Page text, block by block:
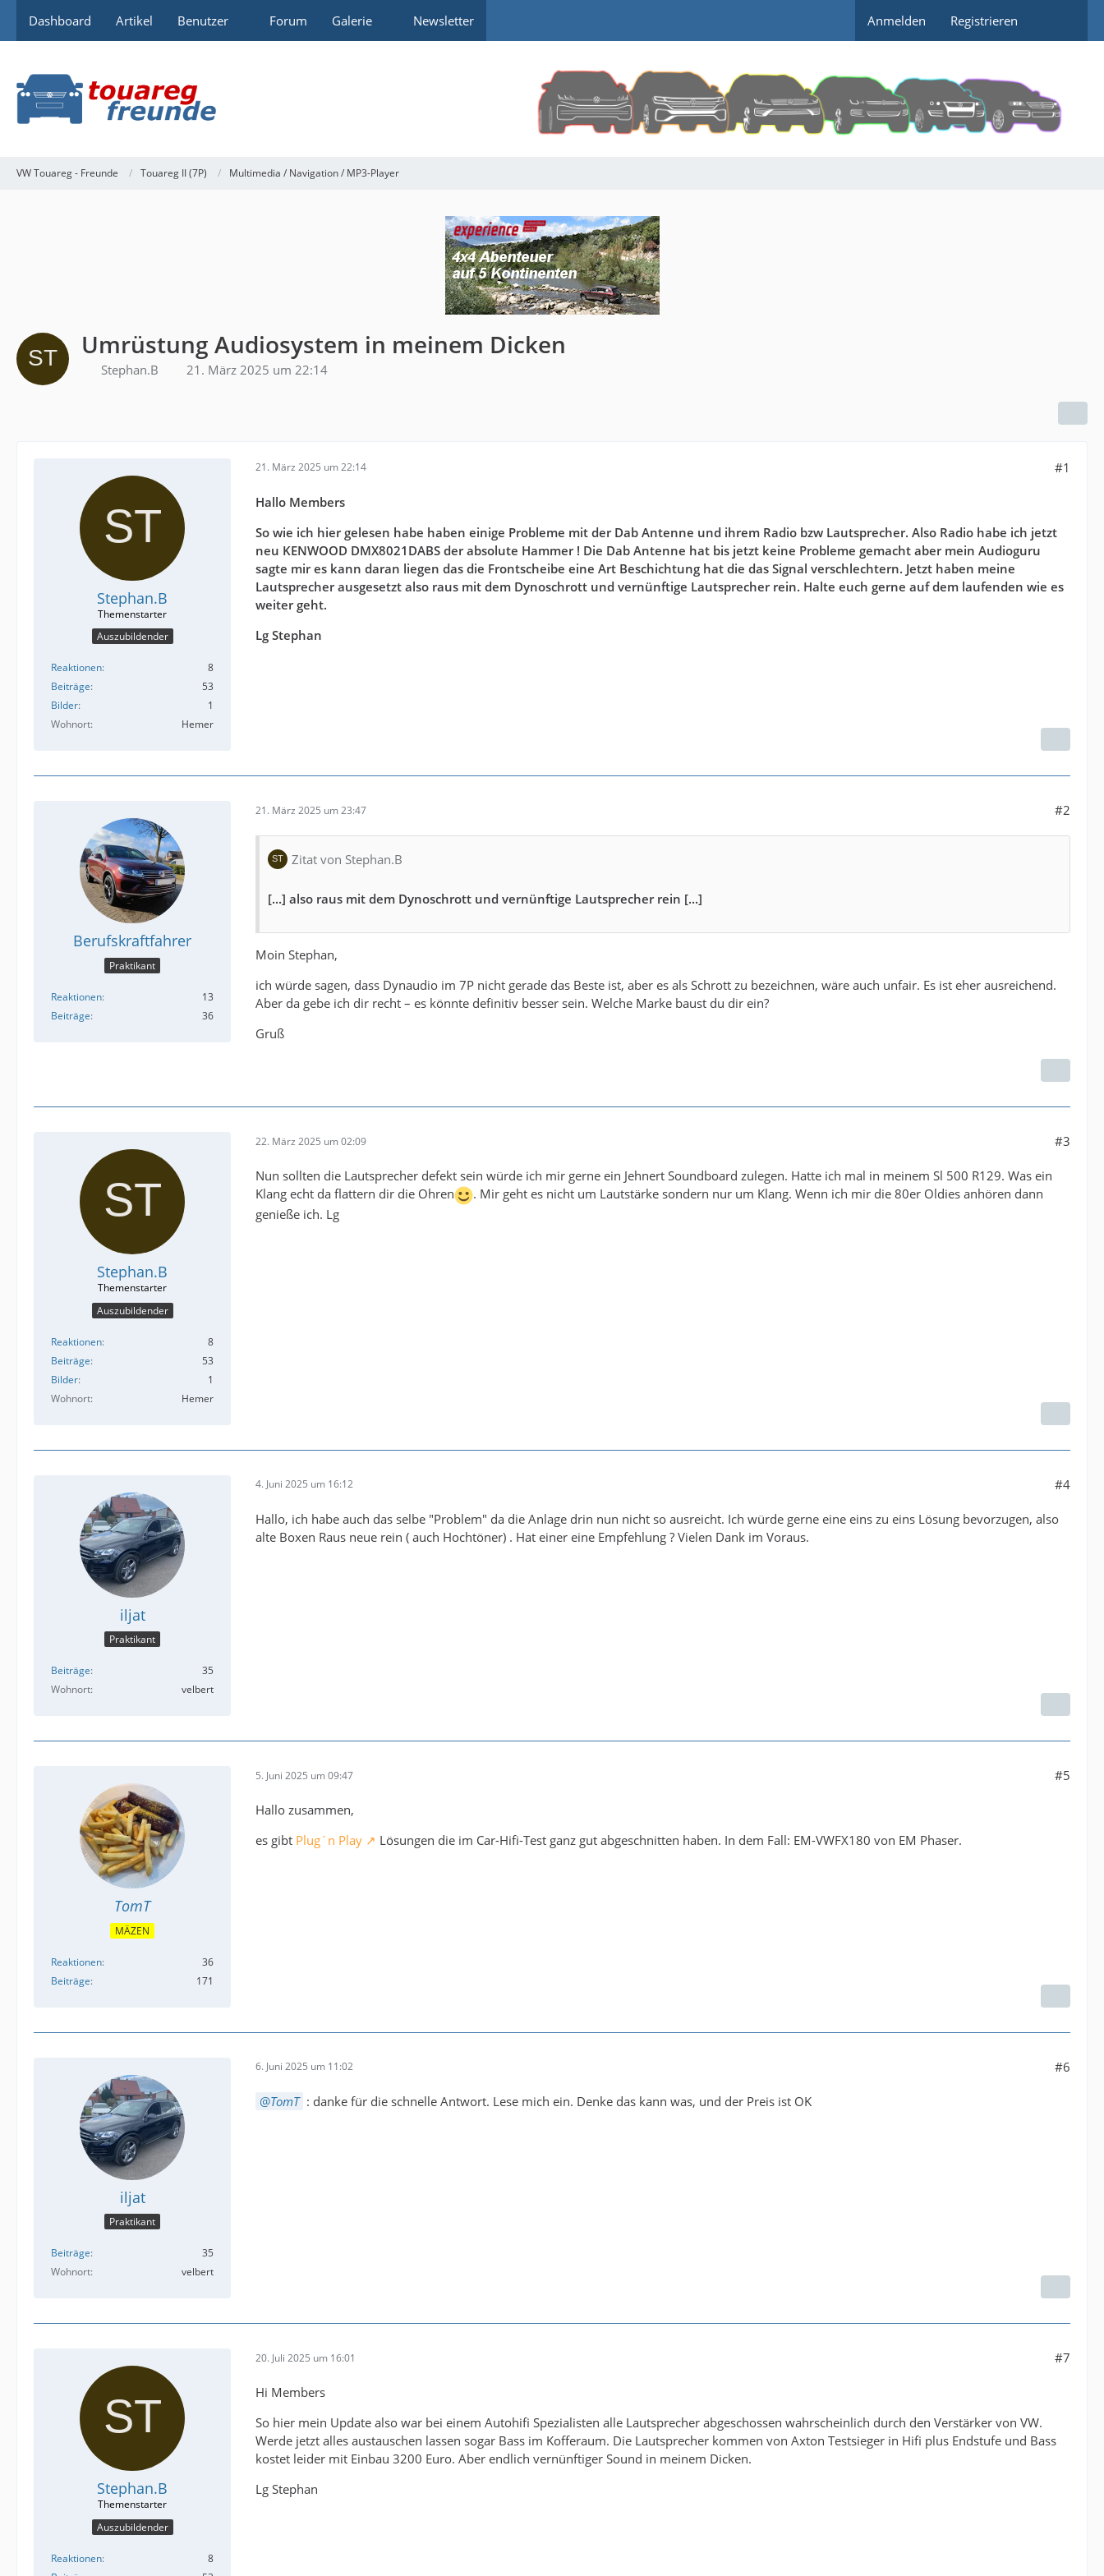
Dashboard Artikel Benutzer Forum Galerie Newsletter Anmelden Registrieren
VW Touareg - Freunde Touareg II (7P) Multimedia / Navigation / MP3-Player
Umrüstung Audiosystem in meinem Dicken
Stephan.B 21. März 2025 um 22:14
Stephan.B
Auszubildender
Reaktionen
8
Beiträge
53
Bilder
1
Wohnort
Hemer
21. März 2025 um 22:14 #1
Hallo Members
So wie ich hier gelesen habe haben einige Probleme mit der Dab Antenne und ihrem Radio bzw Lautsprecher. Also Radio habe ich jetzt
neu KENWOOD DMX8021DABS der absolute Hammer ! Die Dab Antenne hat bis jetzt keine Probleme gemacht aber mein Audioguru
sagte mir es kann daran liegen das die Frontscheibe eine Art Beschichtung hat die das Signal verschlechtern. Jetzt haben meine
Lautsprecher ausgesetzt also raus mit dem Dynoschrott und vernünftige Lautsprecher rein. Halte euch gerne auf dem laufenden wie es
weiter geht.
Lg Stephan
Berufskraftfahrer
Praktikant
Reaktionen
13
Beiträge
36
21. März 2025 um 23:47 #2
Zitat von Stephan.B
[...] also raus mit dem Dynoschrott und vernünftige Lautsprecher rein [...]
Moin Stephan,
ich würde sagen, dass Dynaudio im 7P nicht gerade das Beste ist, aber es als Schrott zu bezeichnen, wäre auch unfair. Es ist eher ausreichend.
Aber da gebe ich dir recht – es könnte definitiv besser sein. Welche Marke baust du dir ein?
Gruß
Stephan.B
Auszubildender
Reaktionen
8
Beiträge
53
Bilder
1
Wohnort
Hemer
22. März 2025 um 02:09 #3
Nun sollten die Lautsprecher defekt sein würde ich mir gerne ein Jehnert Soundboard zulegen. Hatte ich mal in meinem Sl 500 R129. Was ein
Klang echt da flattern dir die Ohren
. Mir geht es nicht um Lautstärke sondern nur um Klang. Wenn ich mir die 80er Oldies anhören dann
genieße ich. Lg
iljat
Praktikant
Beiträge
35
Wohnort
velbert
4. Juni 2025 um 16:12 #4
Hallo, ich habe auch das selbe "Problem" da die Anlage drin nun nicht so ausreicht. Ich würde gerne eine eins zu eins Lösung bevorzugen, also
alte Boxen Raus neue rein ( auch Hochtöner) . Hat einer eine Empfehlung ? Vielen Dank im Voraus.
TomT
MÄZEN
Reaktionen
36
Beiträge
171
5. Juni 2025 um 09:47 #5
Hallo zusammen,
es gibt Plug´n Play Lösungen die im Car-Hifi-Test ganz gut abgeschnitten haben. In dem Fall: EM-VWFX180 von EM Phaser.
iljat
Praktikant
Beiträge
35
Wohnort
velbert
6. Juni 2025 um 11:02 #6
TomT : danke für die schnelle Antwort. Lese mich ein. Denke das kann was, und der Preis ist OK
Stephan.B
Auszubildender
Reaktionen
8
20. Juli 2025 um 16:01 #7
Hi Members
So hier mein Update also war bei einem Autohifi Spezialisten alle Lautsprecher abgeschossen wahrscheinlich durch den Verstärker von VW.
Werde jetzt alles austauschen lassen sogar Bass im Kofferaum. Die Lautsprecher kommen von Axton Testsieger in Hifi plus Endstufe und Bass
kostet leider mit Einbau 3200 Euro. Aber endlich vernünftiger Sound in meinem Dicken.
Lg Stephan